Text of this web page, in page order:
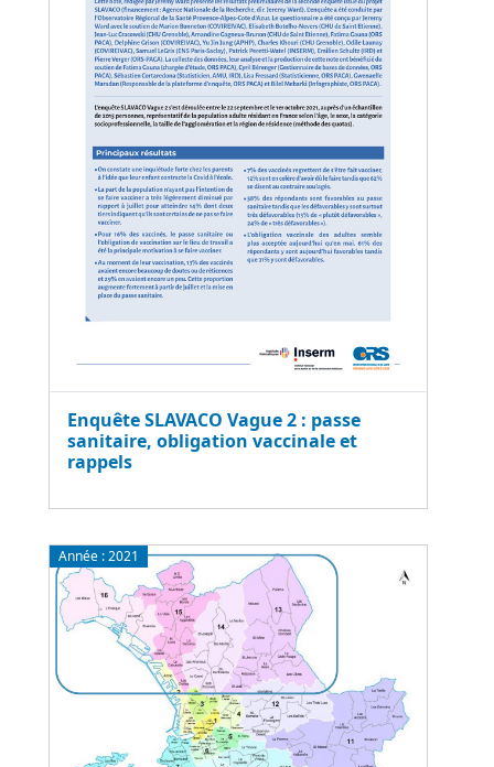
Enquête SLAVACO Vague 2 : passe
sanitaire, obligation vaccinale et
rappels
Année :2021